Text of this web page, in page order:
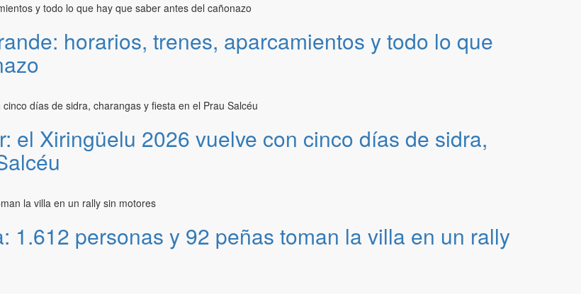
horarios, trenes, aparcamientos y todo lo que
el Xiringüelu 2026 vuelve con cinco días de sidra,
1.612 personas y 92 peñas toman la villa en un rally